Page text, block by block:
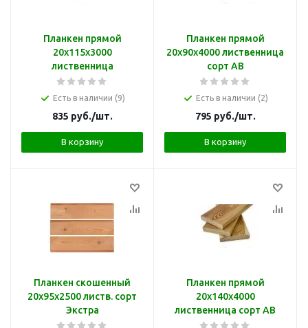
Планкен прямой
20х115х3000
лиственница
Есть в наличии (9)
835 руб./шт.
В корзину
Планкен прямой
20х90х4000 лиственница
сорт АВ
Есть в наличии (2)
795 руб./шт.
В корзину
Планкен скошенный
20х95х2500 листв. сорт
Экстра
Планкен прямой
20х140х4000
лиственница сорт АВ